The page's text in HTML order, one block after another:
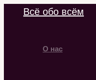
ПерейтиВсё обо всём
О нас